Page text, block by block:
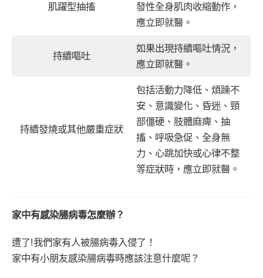
肌躍型抽搐
發性全身肌肉收縮動作，
應立即就醫。
持續嘔吐
如果出現持續嘔吐情況，
應立即就醫。
持續發燒或其他嚴重症狀
包括活動力降低、煩躁不
安、意識變化、昏迷、頸
部僵硬、肢體麻痺、抽
搐、呼吸急促、全身無
力、心跳加快或心律不整
等症狀時，應立即就醫。
家中有感染腸病毒怎麼辦？
遭了!我們家有人被腸病毒入侵了！
家中有小朋友感染腸病毒時應該注意什麼呢？